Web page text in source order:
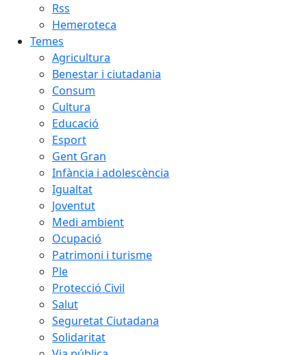
Rss
Hemeroteca
Temes
Agricultura
Benestar i ciutadania
Consum
Cultura
Educació
Esport
Gent Gran
Infància i adolescència
Igualtat
Joventut
Medi ambient
Ocupació
Patrimoni i turisme
Ple
Protecció Civil
Salut
Seguretat Ciutadana
Solidaritat